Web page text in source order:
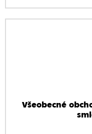
Všeobecné